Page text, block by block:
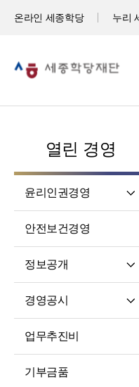
온라인 세종학당 누리
열린 경영
윤리인권경영
고객서비스 헌장
윤리 자가 진단
재단 청렴 실천 결의문
인권경영
윤리인권경영 활동
청렴포털부패신고
안전보건경영
정보공개
처리절차
경영공시
징계처분 결과
업무추진비
기부금품